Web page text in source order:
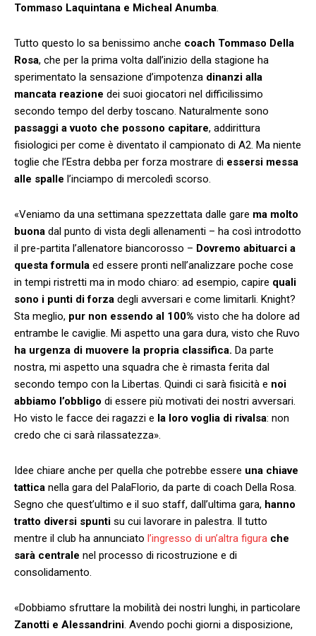
Tommaso Laquintana e Micheal Anumba.
Tutto questo lo sa benissimo anche coach Tommaso Della
Rosa, che per la prima volta dall’inizio della stagione ha
sperimentato la sensazione d’impotenza dinanzi alla
mancata reazione dei suoi giocatori nel difficilissimo
secondo tempo del derby toscano. Naturalmente sono
passaggi a vuoto che possono capitare, addirittura
fisiologici per come è diventato il campionato di A2. Ma niente
toglie che l’Estra debba per forza mostrare di essersi messa
alle spalle l’inciampo di mercoledì scorso.
«Veniamo da una settimana spezzettata dalle gare ma molto
buona dal punto di vista degli allenamenti – ha così introdotto
il pre-partita l’allenatore biancorosso – Dovremo abituarci a
questa formula ed essere pronti nell’analizzare poche cose
in tempi ristretti ma in modo chiaro: ad esempio, capire quali
sono i punti di forza degli avversari e come limitarli. Knight?
Sta meglio, pur non essendo al 100% visto che ha dolore ad
entrambe le caviglie. Mi aspetto una gara dura, visto che Ruvo
ha urgenza di muovere la propria classifica. Da parte
nostra, mi aspetto una squadra che è rimasta ferita dal
secondo tempo con la Libertas. Quindi ci sarà fisicità e noi
abbiamo l’obbligo di essere più motivati dei nostri avversari.
Ho visto le facce dei ragazzi e la loro voglia di rivalsa: non
credo che ci sarà rilassatezza».
Idee chiare anche per quella che potrebbe essere una chiave
tattica nella gara del PalaFlorio, da parte di coach Della Rosa.
Segno che quest’ultimo e il suo staff, dall’ultima gara, hanno
tratto diversi spunti su cui lavorare in palestra. Il tutto
mentre il club ha annunciato l’ingresso di un’altra figura che
sarà centrale nel processo di ricostruzione e di
consolidamento.
«Dobbiamo sfruttare la mobilità dei nostri lunghi, in particolare
Zanotti e Alessandrini. Avendo pochi giorni a disposizione,